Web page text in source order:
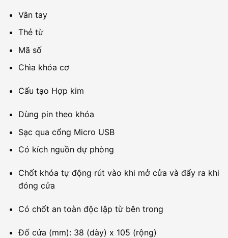
Vân tay
Thẻ từ
Mã số
Chìa khóa cơ
Cấu tạo Hợp kim
Dùng pin theo khóa
Sạc qua cổng Micro USB
Có kích nguồn dự phòng
Chốt khóa tự động rút vào khi mở cửa và đẩy ra khi
đóng cửa
Có chốt an toàn độc lập từ bên trong
Đố cửa (mm): 38 (dày) x 105 (rộng)